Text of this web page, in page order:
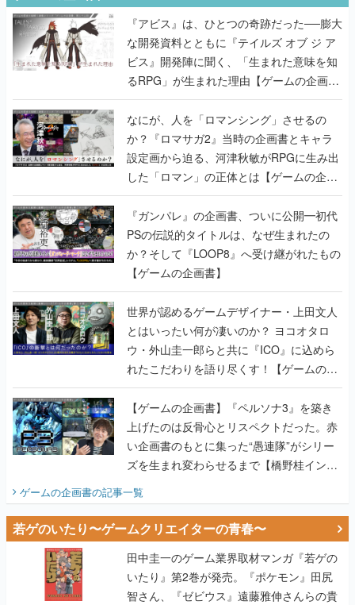
『アビス』は、ひとつの奇跡だった──膨大
な開発資料とともに『テイルズ オブ ジ ア
ビス』開発陣に聞く、「生まれた意味を知
るRPG」が生まれた理由【ゲームの企画
書】
なにが、人を「ロマンシング」させるの
か？『ロマサガ2』当時の企画書とキャラ
設定画から迫る、河津秋敏がRPGに生み出
した「ロマン」の正体とは【ゲームの企画
書】
『ガンパレ』の企画書、ついに公開━初代
PSの伝説的タイトルは、なぜ生まれたの
か？そして『LOOP8』へ受け継がれたもの
【ゲームの企画書】
世界が認めるゲームデザイナー・上田文人
とはいったい何が凄いのか？ ヨコオタロ
ウ・外山圭一郎らと共に『ICO』に込めら
れたこだわりを語り尽くす！【ゲームの企
画書】
【ゲームの企画書】『ペルソナ3』を築き
上げたのは反骨心とリスペクトだった。赤
い企画書のもとに集った“愚連隊”がシリー
ズを生まれ変わらせるまで【橋野桂インタ
ビュー】
ゲームの企画書の記事一覧
若ゲのいたり〜ゲームクリエイターの青春〜
田中圭一のゲーム業界取材マンガ『若ゲの
いたり』第2巻が発売。『ポケモン』田尻
智さん、『ゼビウス』遠藤雅伸さんらの貴